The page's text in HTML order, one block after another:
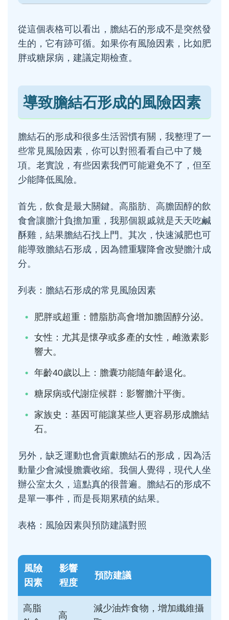
從這個表格可以看出，膽結石的形成不是突然發
生的，它有跡可循。如果你有風險因素，比如肥
胖或糖尿病，建議定期檢查。
導致膽結石形成的風險因素
膽結石的形成和很多生活習慣有關，我整理了一
些常見風險因素，你可以對照看看自己中了幾
項。老實說，有些因素我們可能避免不了，但至
少能降低風險。
首先，飲食是最大關鍵。高脂肪、高膽固醇的飲
食會讓膽汁負擔加重，我那個親戚就是天天吃鹹
酥雞，結果膽結石找上門。其次，快速減肥也可
能導致膽結石形成，因為體重驟降會改變膽汁成
分。
列表：膽結石形成的常見風險因素
肥胖或超重：體脂肪高會增加膽固醇分泌。
女性：尤其是懷孕或多產的女性，雌激素影
響大。
年齡40歲以上：膽囊功能隨年齡退化。
糖尿病或代謝症候群：影響膽汁平衡。
家族史：基因可能讓某些人更容易形成膽結
石。
另外，缺乏運動也會貢獻膽結石的形成，因為活
動量少會減慢膽囊收縮。我個人覺得，現代人坐
辦公室太久，這點真的很普遍。膽結石的形成不
是單一事件，而是長期累積的結果。
表格：風險因素與預防建議對照
風險
因素
影響
程度
預防建議
高脂
高
減少油炸食物，增加纖維攝